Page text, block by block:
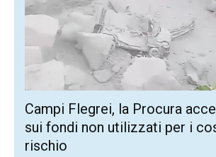
Campi Flegrei, la Procura
sui fondi non utilizzati per i
rischio